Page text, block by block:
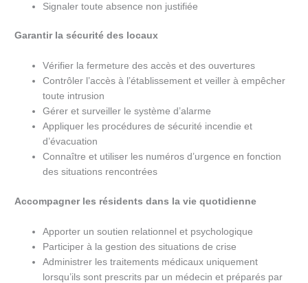
Signaler toute absence non justifiée
Garantir la sécurité des locaux
Vérifier la fermeture des accès et des ouvertures
Contrôler l’accès à l’établissement et veiller à empêcher
toute intrusion
Gérer et surveiller le système d’alarme
Appliquer les procédures de sécurité incendie et
d’évacuation
Connaître et utiliser les numéros d’urgence en fonction
des situations rencontrées
Accompagner les résidents dans la vie quotidienne
Apporter un soutien relationnel et psychologique
Participer à la gestion des situations de crise
Administrer les traitements médicaux uniquement
lorsqu’ils sont prescrits par un médecin et préparés par